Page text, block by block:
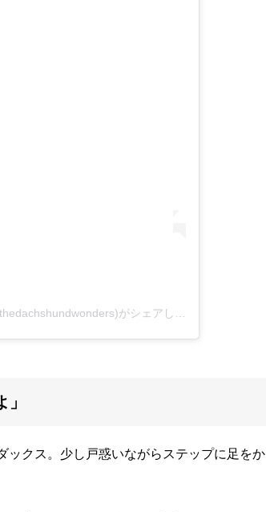
がシェアした投稿
ックス。少し戸惑いながらステップに足をか